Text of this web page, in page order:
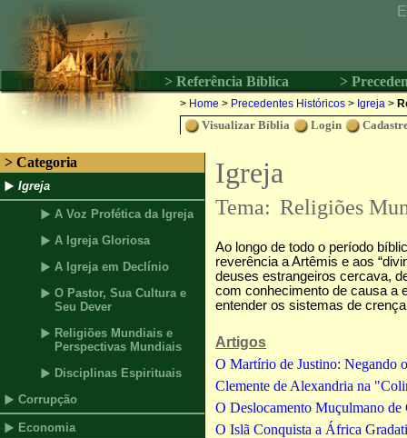
> Referência Bíblica >
> Home > Precedentes Históricos > Igreja >
Visualizar Bíblia Login
> Categoria
Igreja
A Voz Profética da Igreja
A Igreja Gloriosa
A Igreja em Declínio
O Pastor, Sua Cultura e
Seu Dever
Religiões Mundiais e
Perspectivas Mundiais
Disciplinas Espirituais
Corrupção
Economia
Igreja
Tema: Religiões
Ao longo de todo o período
reverência a Artêmis e aos
deuses estrangeiros cercava,
com conhecimento de causa a
entender os sistemas de
Artigos
O Martírio de Justino: Negando
Clemente de Alexandria na
O Deslocamento Muçulmano de
O Islã Conquista a África